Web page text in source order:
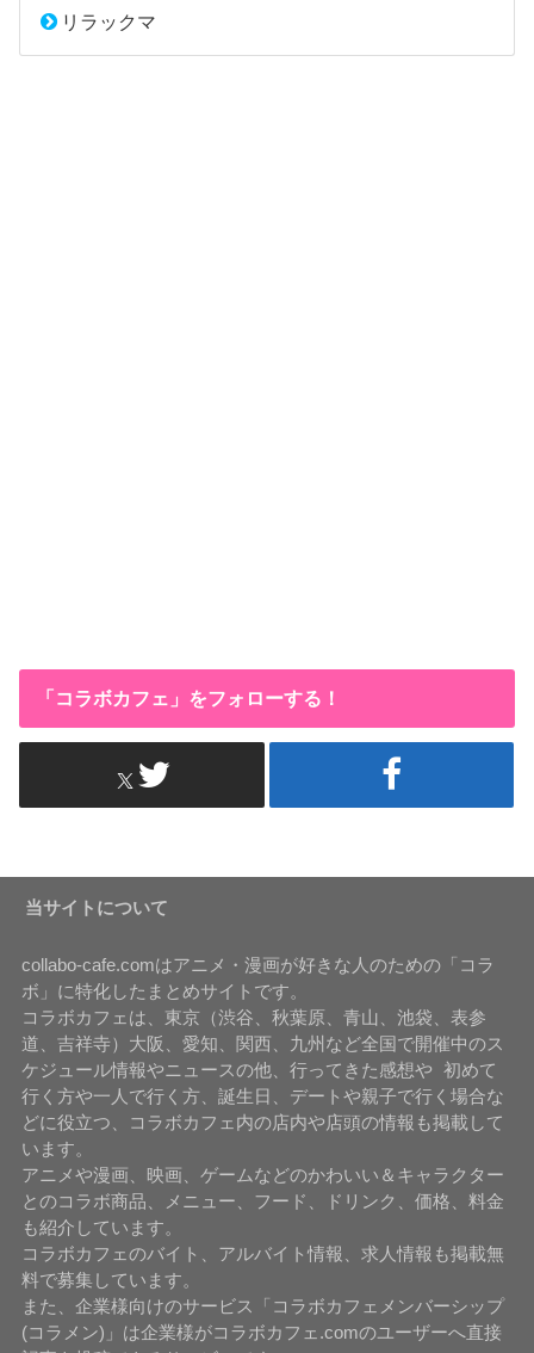
リラックマ
「コラボカフェ」をフォローする！
当サイトについて
collabo-cafe.comはアニメ・漫画が好きな人のための「コラ
ボ」に特化したまとめサイトです。
コラボカフェは、東京（渋谷、秋葉原、青山、池袋、表参
道、吉祥寺）大阪、愛知、関西、九州など全国で開催中のス
ケジュール情報やニュースの他、行ってきた感想や 初めて
行く方や一人で行く方、誕生日、デートや親子で行く場合な
どに役立つ、コラボカフェ内の店内や店頭の情報も掲載して
います。
アニメや漫画、映画、ゲームなどのかわいい＆キャラクター
とのコラボ商品、メニュー、フード、ドリンク、価格、料金
も紹介しています。
コラボカフェのバイト、アルバイト情報、求人情報も掲載無
料で募集しています。
また、企業様向けのサービス「コラボカフェメンバーシップ
(コラメン)」は企業様がコラボカフェ.comのユーザーへ直接